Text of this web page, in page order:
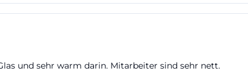
und sehr warm darin. Mitarbeiter sind sehr nett.